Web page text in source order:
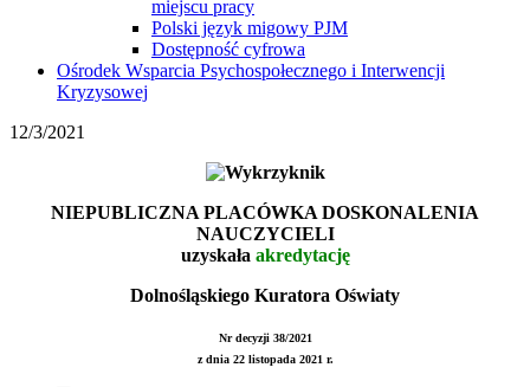
miejscu pracy
Polski język migowy PJM
Dostępność cyfrowa
Ośrodek Wsparcia Psychospołecznego i Interwencji
Kryzysowej
12/3/2021
NIEPUBLICZNA PLACÓWKA DOSKONALENIA
NAUCZYCIELI
uzyskała akredytację
Dolnośląskiego Kuratora Oświaty
Nr decyzji 38/2021
z dnia 22 listopada 2021 r.